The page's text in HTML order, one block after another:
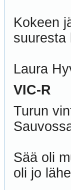
Kokeen
suuresta
Laura
VIC-R
Turun
Sää oli
oli jo